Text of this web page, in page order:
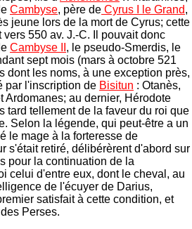
Cambyse, père de Cyrus I le Grand,
jeune lors de la mort de Cyrus; cette
550 av. J.-C. Il pouvait donc
Cambyse II , le pseudo-Smerdis, le
sept mois (mars à octobre 521
dont les noms, à une exception près,
par l'inscription de Bisitun : Otanès,
Ardomanes; au dernier, Hérodote
tard tellement de la faveur du roi que
Selon la légende, qui peut-être a un
le mage à la forteresse de
s'était retiré, délibérèrent d'abord sur
pour la continuation de la
celui d'entre eux, dont le cheval, au
de l'écuyer de Darius,
satisfait à cette condition, et
Perses.